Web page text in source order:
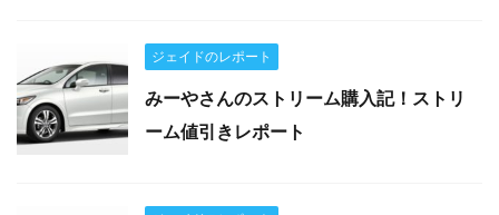
ジェイドのレポート
みーやさんのストリーム購入記！ストリ
ーム値引きレポート